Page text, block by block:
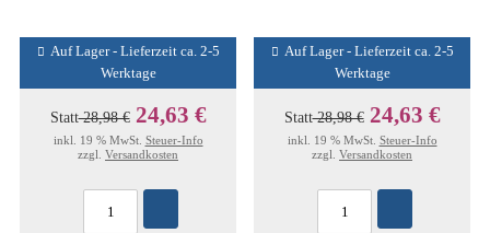
Auf Lager - Lieferzeit ca. 2-5
Werktage
Statt28,98 € 24,63 €
inkl. 19 % MwSt. Steuer-Info
zzgl. Versandkosten
Auf Lager - Lieferzeit ca. 2-5
Werktage
Statt28,98 € 24,63 €
inkl. 19 % MwSt. Steuer-Info
zzgl. Versandkosten